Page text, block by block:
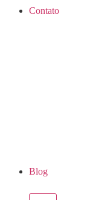
Contato
Blog